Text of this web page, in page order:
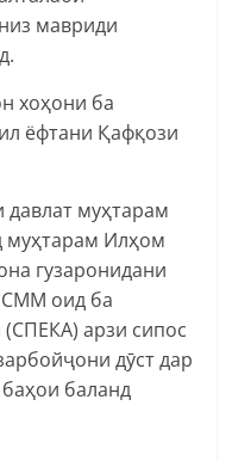
мавриди
хоҳони ба
ёфтани Қафқози
давлат муҳтарам
муҳтарам Илҳом
гузаронидани
СММ оид ба
арзи сипос
дӯст дар
баланд